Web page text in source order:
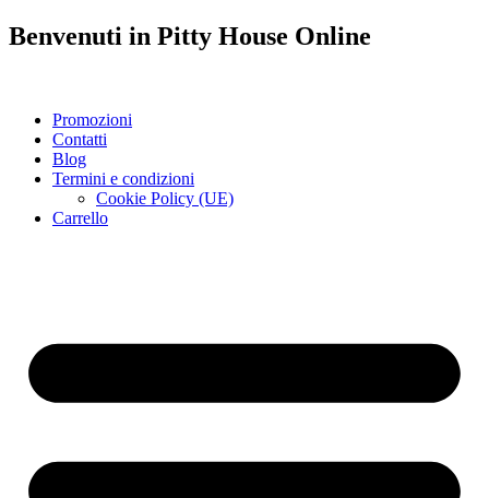
Benvenuti in Pitty House Online
Promozioni
Contatti
Blog
Termini e condizioni
Cookie Policy (UE)
Carrello